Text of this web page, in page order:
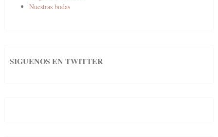
Nuestras bodas
SIGUENOS EN TWITTER